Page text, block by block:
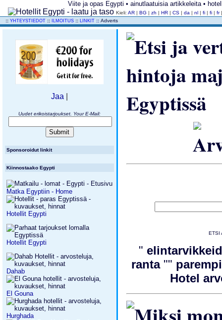
Viite ja opas Egypti • ainutlaatuisia artikkeleita •
Kieli: AR | BG | zh | HR | CS | da | nl | fi | fi | fr
:: YHTEYSTIEDOT :: ILMOITUS :: LINKIT :: Adverts
Jaa
Uudet erikoistarjoukset. Your E-Mail:
Sponsoroidut linkit
Kiinnostaako Egypti
Matka Egyptiin - Home
Hotellit Egypti
Hotellit Egypti
Dahab
El Gouna
Hurghada
ETSI
"
ranta ""
Hotel